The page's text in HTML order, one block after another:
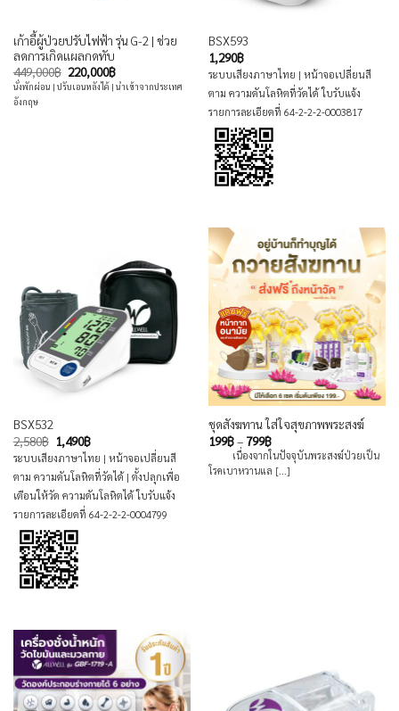
เก้าอี้ผู้ป่วยปรับไฟฟ้า รุ่น G-2 | ช่วย
ลดการเกิดแผลกดทับ
449,000฿ Original
price
was:
220,000฿Current
price
is:
นั่งพักผ่อน | ปรับเอนหลังได้ | นำเข้าจากประเทศ
อังกฤษ
BSX593
1,290฿
ระบบเสียงภาษาไทย | หน้าจอเปลี่ยนสี
ตาม ความดันโลหิตที่วัดได้ ใบรับแจ้ง
รายการละเอียดที่ 64-2-2-2-0003817
BSX532
2,580฿ Original
price
was:
2,580฿.
1,490฿Current
price
is:
1,490฿.
ระบบเสียงภาษาไทย | หน้าจอเปลี่ยนสี
ตาม ความดันโลหิตที่วัดได้ | ตั้งปลุกเพื่อ
เตือนให้วัด ความดันโลหิตได้ ใบรับแจ้ง
รายการละเอียดที่ 64-2-2-2-0004799
ชุดสังฆทาน ใส่ใจสุขภาพพระสงฆ์
199฿– 799฿Price
range:
199฿
through
เนื่องจากในปัจจุบันพระสงฆ์ป่วยเป็น
โรคเบาหวานแล [...]